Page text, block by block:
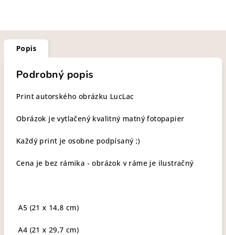
Popis
Podrobný popis
Print autorského obrázku LucLac
Obrázok je vytlačený kvalitný matný fotopapier
Každý print je osobne podpísaný ;)
Cena je bez rámika - obrázok v ráme je ilustračný
A5 (21 x 14,8 cm)
A4 (21 x 29,7 cm)